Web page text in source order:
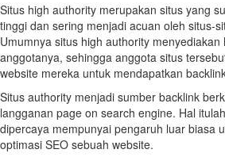
Situs high authority merupakan situs yang
tinggi dan sering menjadi acuan oleh situs-
Umumnya situs high authority
anggotanya, sehingga anggota situs
website mereka untuk mendapatkan
Situs authority menjadi sumber backlink
langganan page on search engine. Hal
dipercaya mempunyai pengaruh luar biasa
optimasi SEO sebuah website.